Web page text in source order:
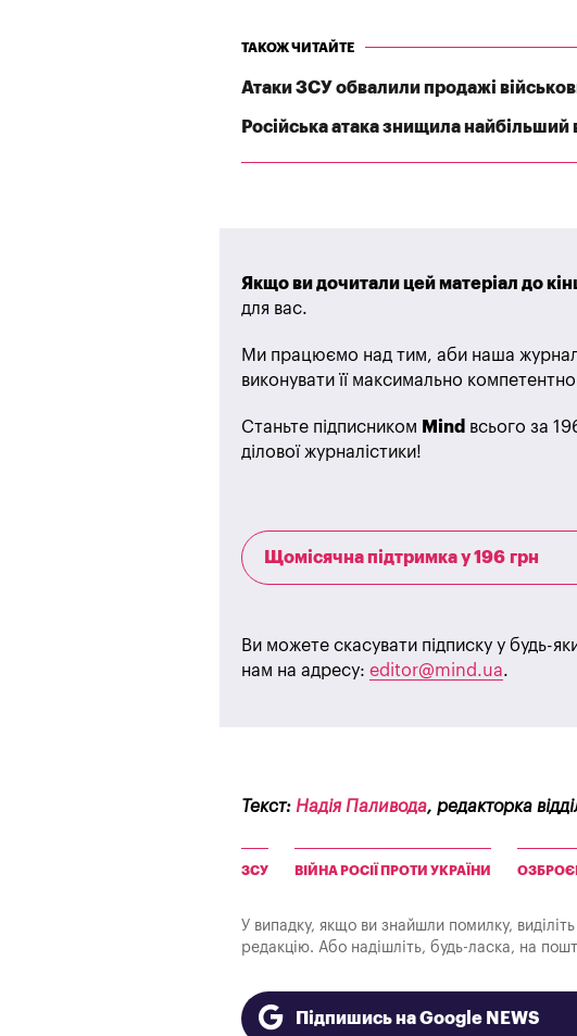
ТАКОЖ ЧИТАЙТЕ
Атаки ЗСУ обвалили продажі
Російська атака знищила найбільший
Якщо ви дочитали цей матеріал до
для вас.
Ми працюємо над тим, аби наша
виконувати її максимально
Станьте підписником Mind всього за
ділової журналістики!
Щомісячна підтримка у 196 грн
Ви можете скасувати підписку у будь-
нам на адресу: editor@mind.ua.
Текст: Надія Паливода, редакторка
ЗСУ ВІЙНА РОСІЇ ПРОТИ УКРАЇНИ
У випадку, якщо ви знайшли помилку,
редакцію. Або надішліть, будь-ласка, на
Підпишись на Google NEWS